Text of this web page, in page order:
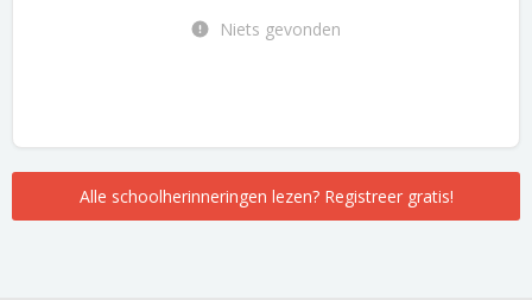
Niets gevonden
Alle schoolherinneringen lezen? Registreer gratis!